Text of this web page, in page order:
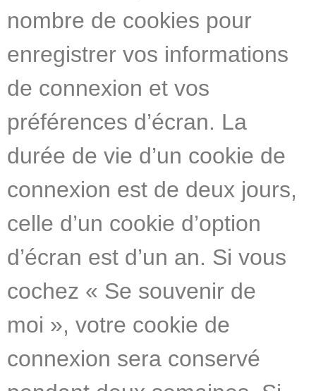
nombre de cookies pour
enregistrer vos informations
de connexion et vos
préférences d’écran. La
durée de vie d’un cookie de
connexion est de deux jours,
celle d’un cookie d’option
d’écran est d’un an. Si vous
cochez « Se souvenir de
moi », votre cookie de
connexion sera conservé